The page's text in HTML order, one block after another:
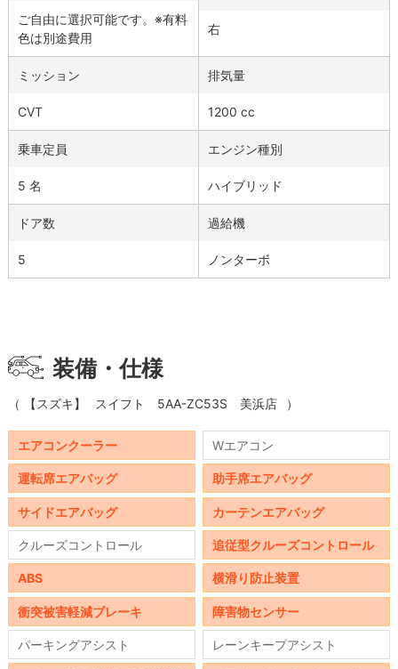
ご自由に選択可能です。※有料
色は別途費用
右
ミッション
CVT
排気量
1200 cc
乗車定員
5 名
エンジン種別
ハイブリッド
ドア数
5
過給機
ノンターボ
装備・仕様
（ 【スズキ】 スイフト 5AA-ZC53S 美浜店 ）
エアコンクーラー Wエアコン
運転席エアバッグ 助手席エアバッグ
サイドエアバッグ カーテンエアバッグ
クルーズコントロール 追従型クルーズコントロール
ABS 横滑り防止装置
衝突被害軽減ブレーキ 障害物センサー
パーキングアシスト レーンキープアシスト